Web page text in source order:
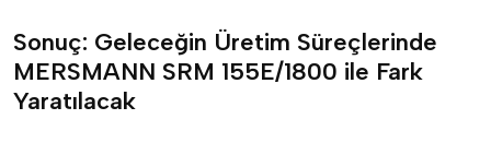
Sonuç: Geleceğin Üretim Süreçlerinde
MERSMANN SRM 155E/1800 ile Fark
Yaratılacak